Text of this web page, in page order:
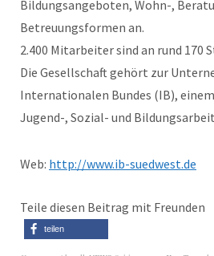
Bildungsangeboten, Wohn-,
Betreuungsformen an.
2.400 Mitarbeiter sind an rund 170
Die Gesellschaft gehört zur
Internationalen Bundes (IB),
Jugend-, Sozial- und Bildungsarbeit
Web: http://www.ib-suedwest.de
Teile diesen Beitrag mit Freunden
teilen